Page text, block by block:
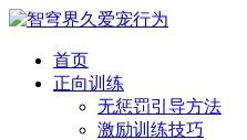
首页
正向训练
无惩罚引导方法
激励训练技巧